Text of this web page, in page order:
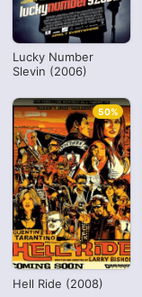
Lucky Number
Slevin (2006)
Hell Ride (2008)
50%